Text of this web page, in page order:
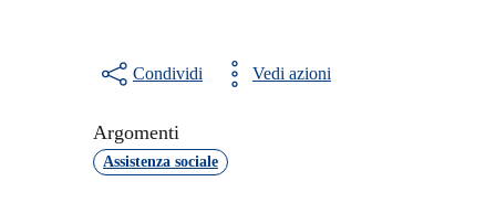
Condividi Vedi azioni
Argomenti
Assistenza sociale